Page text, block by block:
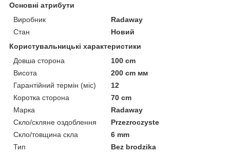
Основні атрибути
Виробник
Radaway
Стан
Новий
Користувальницькі характеристики
Довша сторона
100 cm
Висота
200 cm мм
Гарантійний термін (міс)
12
Коротка сторона
70 cm
Марка
Radaway
Скло/скляне оздоблення
Przezroczyste
Скло/товщина скла
6 mm
Тип
Bez brodzika